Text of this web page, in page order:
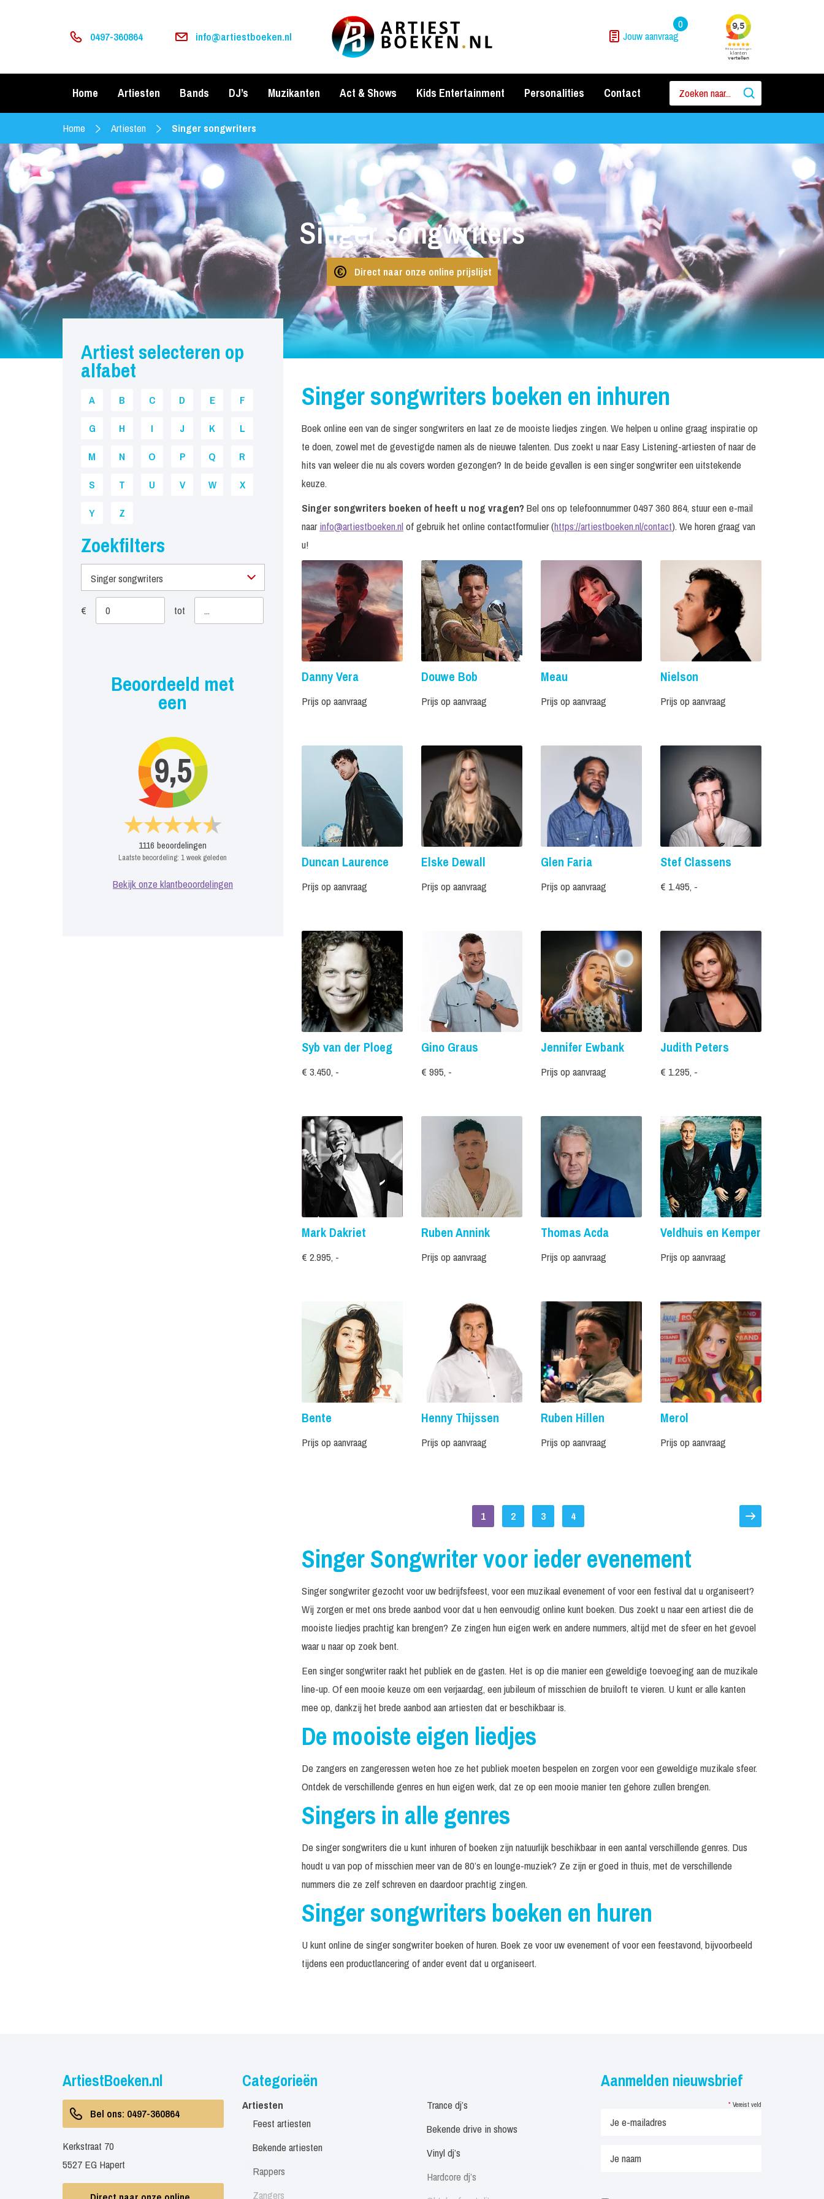
0497-360864 info@artiestboeken.nl Jouw aanvraag
0
Home Artiesten Bands DJ’s Muzikanten Act & Shows Kids Entertainment Personalities Contact
Home Artiesten Singer songwriters
Singer songwriters
Direct naar onze online prijslijst
Artiest selecteren op
alfabet
A B C D E
F
G
H I J K
L
M
N O P Q
R
S
T U V W
X
Y
Z
Zoekfilters
Singer songwriters
€ tot
Beoordeeld met
een
9,5
1116 beoordelingen
Laatste beoordeling: 1 week geleden
Bekijk onze klantbeoordelingen
Singer songwriters boeken en inhuren
Boek online een van de singer songwriters en laat ze de mooiste liedjes zingen. We helpen u online graag inspiratie op
te doen, zowel met de gevestigde namen als de nieuwe talenten. Dus zoekt u naar Easy Listening-artiesten of naar de
hits van weleer die nu als covers worden gezongen? In de beide gevallen is een singer songwriter een uitstekende
keuze.
Singer songwriters boeken of heeft u nog vragen? Bel ons op telefoonnummer 0497 360 864, stuur een e-mail
naarinfo@artiestboeken.nlof gebruik het online contactformulier (https://artiestboeken.nl/contact). We horen graag van
u!
Danny Vera
Prijs op aanvraag
Douwe Bob
Prijs op aanvraag
Meau
Prijs op aanvraag
Nielson
Prijs op aanvraag
Duncan Laurence
Prijs op aanvraag
Elske Dewall
Prijs op aanvraag
Glen Faria
Prijs op aanvraag
Stef Classens
€ 1.495, -
Syb van der Ploeg
€ 3.450, -
Gino Graus
€ 995, -
Jennifer Ewbank
Prijs op aanvraag
Judith Peters
€ 1.295, -
Mark Dakriet
€ 2.995, -
Ruben Annink
Prijs op aanvraag
Thomas Acda
Prijs op aanvraag
Veldhuis en Kemper
Prijs op aanvraag
Bente
Prijs op aanvraag
Henny Thijssen
Prijs op aanvraag
Ruben Hillen
Prijs op aanvraag
Merol
Prijs op aanvraag
1 2 3 4
Singer Songwriter voor ieder evenement
Singer songwriter gezocht voor uw bedrijfsfeest, voor een muzikaal evenement of voor een festival dat u organiseert?
Wij zorgen er met ons brede aanbod voor dat u hen eenvoudig online kunt boeken. Dus zoekt u naar een artiest die de
mooiste liedjes prachtig kan brengen? Ze zingen hun eigen werk en andere nummers, altijd met de sfeer en het gevoel
waar u naar op zoek bent.
Een singer songwriter raakt het publiek en de gasten. Het is op die manier een geweldige toevoeging aan de muzikale
line-up. Of een mooie keuze om een verjaardag, een jubileum of misschien de bruiloft te vieren. U kunt er alle kanten
mee op, dankzij het brede aanbod aan artiesten dat er beschikbaar is.
De mooiste eigen liedjes
De zangers en zangeressen weten hoe ze het publiek moeten bespelen en zorgen voor een geweldige muzikale sfeer.
Ontdek de verschillende genres en hun eigen werk, dat ze op een mooie manier ten gehore zullen brengen.
Singers in alle genres
De singer songwriters die u kunt inhuren of boeken zijn natuurlijk beschikbaar in een aantal verschillende genres. Dus
houdt u van pop of misschien meer van de 80’s en lounge-muziek? Ze zijn er goed in thuis, met de verschillende
nummers die ze zelf schreven en daardoor prachtig zingen.
Singer songwriters boeken en huren
U kunt online de singer songwriter boeken of huren. Boek ze voor uw evenement of voor een feestavond, bijvoorbeeld
tijdens een productlancering of ander event dat u organiseert.
ArtiestBoeken.nl
Bel ons: 0497-360864
Kerkstraat 70
5527 EG Hapert
Categorieën
Artiesten
Feest artiesten
Bekende artiesten
Rappers
Zangers
Trance dj’s
Bekende drive in shows
Vinyl dj’s
Hardcore dj’s
Aanmelden nieuwsbrief
* Vereist veld